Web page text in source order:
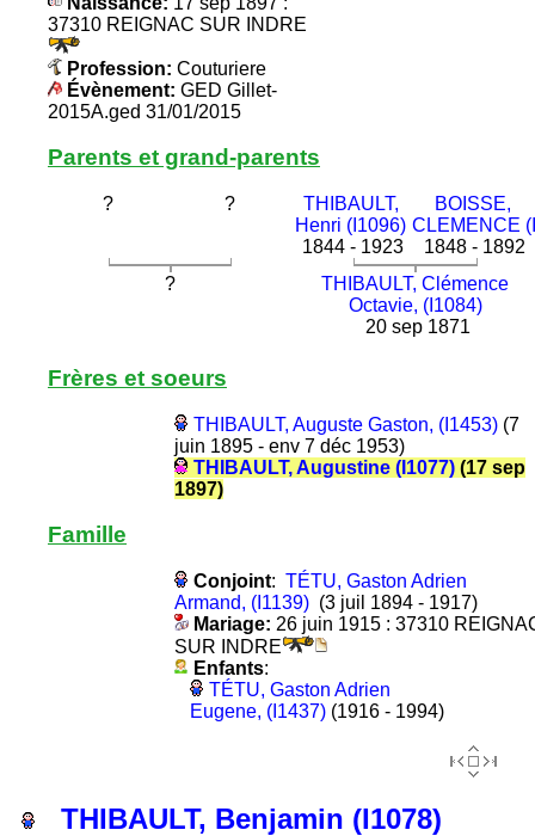
37310 REIGNAC SUR INDRE
Profession: Couturiere
Évènement: GED Gillet-
2015A.ged 31/01/2015
Parents et grand-parents
? ?
THIBAULT,
Henri (I1096)
1844 - 1923
BOISSE,
CLEMENCE
1848 - 1892
?
THIBAULT, Clémence
Octavie, (I1084)
20 sep 1871
Frères et soeurs
THIBAULT, Auguste Gaston, (I1453)(7
juin 1895 - env 7 déc 1953)
THIBAULT, Augustine (I1077)(17 sep
1897)
Famille
Conjoint: TÉTU, Gaston Adrien
Armand, (I1139)(3 juil 1894 - 1917)
Mariage: 26 juin 1915 : 37310
SUR INDRE
Enfants:
TÉTU, Gaston Adrien
Eugene, (I1437)(1916 - 1994)
THIBAULT, Benjamin (I1078)